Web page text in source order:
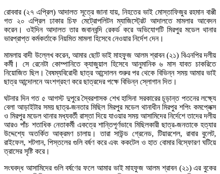
রোববার (২৭ এপ্রিল) আদালত সূত্রে জানা যায়, নিহতের ভাই মোস্তাফিজুর রহমান বাপ্পী
গত ২০ এপ্রিল ঢাকার চিফ মেট্রোপলিটন ম্যাজিস্ট্রেট আদালতে মামলার আবেদন
করেন। ওইদিন আদালত তার জবানবন্দি রেকর্ড করে অভিযোগটি মিরপুর মডেল থানার
ভারপ্রাপ্ত কর্মকর্তাকে নিয়মিত মামলা হিসেবে নেওয়ার নির্দেশ দেন।
মামলায় বাদী উল্লেখ করেন, আমার ছোট ভাই মাহফুজ আলম শ্রাবন (২১) বিএনপির দলীয়
কর্মী। সে রেনেটা কোম্পানিতে ক্যাজুয়াল হিসেবে আনুমানিক ৬ মাস যাবত চাকরিতে
নিয়োজিত ছিল। বৈষম্যবিরোধী ছাত্র আন্দোলন শুরুর পর থেকে বিভিন্ন সময় আমার ভাই
ছাত্র আন্দোলনে অংশগ্রহণ করে ছাত্রদের পক্ষে বিভিন্ন স্লোগান দিত।
ঘটনার দিন গত ৫ আগস্ট দুপুরে স্বৈরশাসক শেখ হাসিনা সরকারের চূড়ান্ত পতনের লক্ষ্যে
বেলা আড়াইটার সময় ছাত্র-জনতার মিছিল মিরপুর মডেল থানাধীন মিরপুর শপিং কমপ্লেক্স
ও মিরপুর মডেল থানার মধ্যবর্তী রাস্তা দিয়ে যাওয়ার সময় আসামিদের নির্দেশে তাদের দলীয়
আরও পাঁচ শতাধিক নেতাকর্মী একত্রে শান্তিপূর্ণভাবে মিছিলকারী ছাত্র-জনতাকে হত্যার
উদ্দেশ্যে অতর্কিত আক্রমণ চালায়। তারা সাউন্ড গ্রেনেড, টিয়ারশেল, রাবার বুলেট,
রাইফেল, শটগান, পিস্তলের গুলি বর্ষণ করে এবং ককটেল ও হাত বোমার বিস্ফোরণ ঘটিয়ে
ত্রাসের সৃষ্টি করে।
সংঘবদ্ধ আসামিদের গুলি বর্ষণের ফলে আমার ভাই মাহফুজ আলম শ্রাবন (২১) এর বুকের